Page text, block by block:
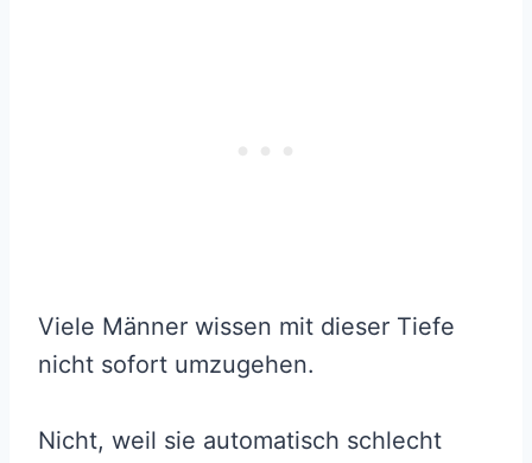
Viele Männer wissen mit dieser Tiefe
nicht sofort umzugehen.
Nicht, weil sie automatisch schlecht